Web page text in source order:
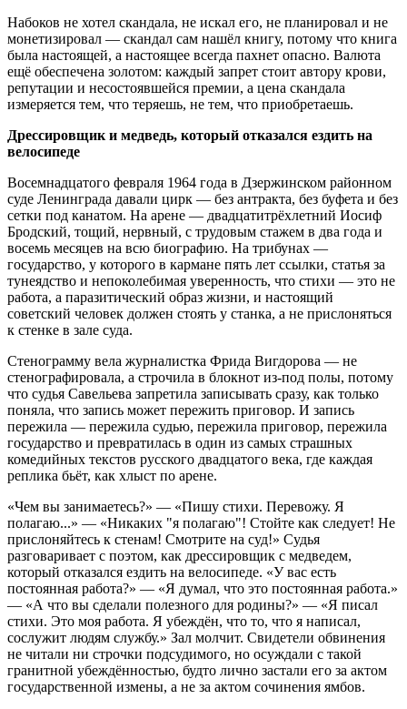
Набоков не хотел скандала, не искал его, не планировал и не
монетизировал — скандал сам нашёл книгу, потому что книга
была настоящей, а настоящее всегда пахнет опасно. Валюта
ещё обеспечена золотом: каждый запрет стоит автору крови,
репутации и несостоявшейся премии, а цена скандала
измеряется тем, что теряешь, не тем, что приобретаешь.
Дрессировщик и медведь, который отказался ездить на
велосипеде
Восемнадцатого февраля 1964 года в Дзержинском районном
суде Ленинграда давали цирк — без антракта, без буфета и без
сетки под канатом. На арене — двадцатитрёхлетний Иосиф
Бродский, тощий, нервный, с трудовым стажем в два года и
восемь месяцев на всю биографию. На трибунах —
государство, у которого в кармане пять лет ссылки, статья за
тунеядство и непоколебимая уверенность, что стихи — это не
работа, а паразитический образ жизни, и настоящий
советский человек должен стоять у станка, а не прислоняться
к стенке в зале суда.
Стенограмму вела журналистка Фрида Вигдорова — не
стенографировала, а строчила в блокнот из-под полы, потому
что судья Савельева запретила записывать сразу, как только
поняла, что запись может пережить приговор. И запись
пережила — пережила судью, пережила приговор, пережила
государство и превратилась в один из самых страшных
комедийных текстов русского двадцатого века, где каждая
реплика бьёт, как хлыст по арене.
«Чем вы занимаетесь?» — «Пишу стихи. Перевожу. Я
полагаю...» — «Никаких "я полагаю"! Стойте как следует! Не
прислоняйтесь к стенам! Смотрите на суд!» Судья
разговаривает с поэтом, как дрессировщик с медведем,
который отказался ездить на велосипеде. «У вас есть
постоянная работа?» — «Я думал, что это постоянная работа.»
— «А что вы сделали полезного для родины?» — «Я писал
стихи. Это моя работа. Я убеждён, что то, что я написал,
сослужит людям службу.» Зал молчит. Свидетели обвинения
не читали ни строчки подсудимого, но осуждали с такой
гранитной убеждённостью, будто лично застали его за актом
государственной измены, а не за актом сочинения ямбов.